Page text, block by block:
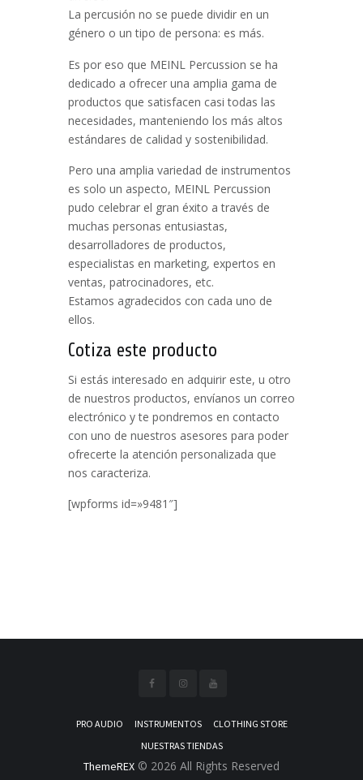
La percusión no se puede dividir en un
género o un tipo de persona: es más.
Es por eso que MEINL Percussion se ha
dedicado a ofrecer una amplia gama de
productos que satisfacen casi todas las
necesidades, manteniendo los más altos
estándares de calidad y sostenibilidad.
Pero una amplia variedad de instrumentos
es solo un aspecto, MEINL Percussion
pudo celebrar el gran éxito a través de
muchas personas entusiastas,
desarrolladores de productos,
especialistas en marketing, expertos en
ventas, patrocinadores, etc.
Estamos agradecidos con cada uno de
ellos.
Cotiza este producto
Si estás interesado en adquirir este, u otro
de nuestros productos, envíanos un correo
electrónico y te pondremos en contacto
con uno de nuestros asesores para poder
ofrecerte la atención personalizada que
nos caracteriza.
[wpforms id=»9481″]
PRO AUDIO INSTRUMENTOS
CLOTHING STORE
NUESTRAS TIENDAS
ThemeREX © 2026 All Rights Reserved